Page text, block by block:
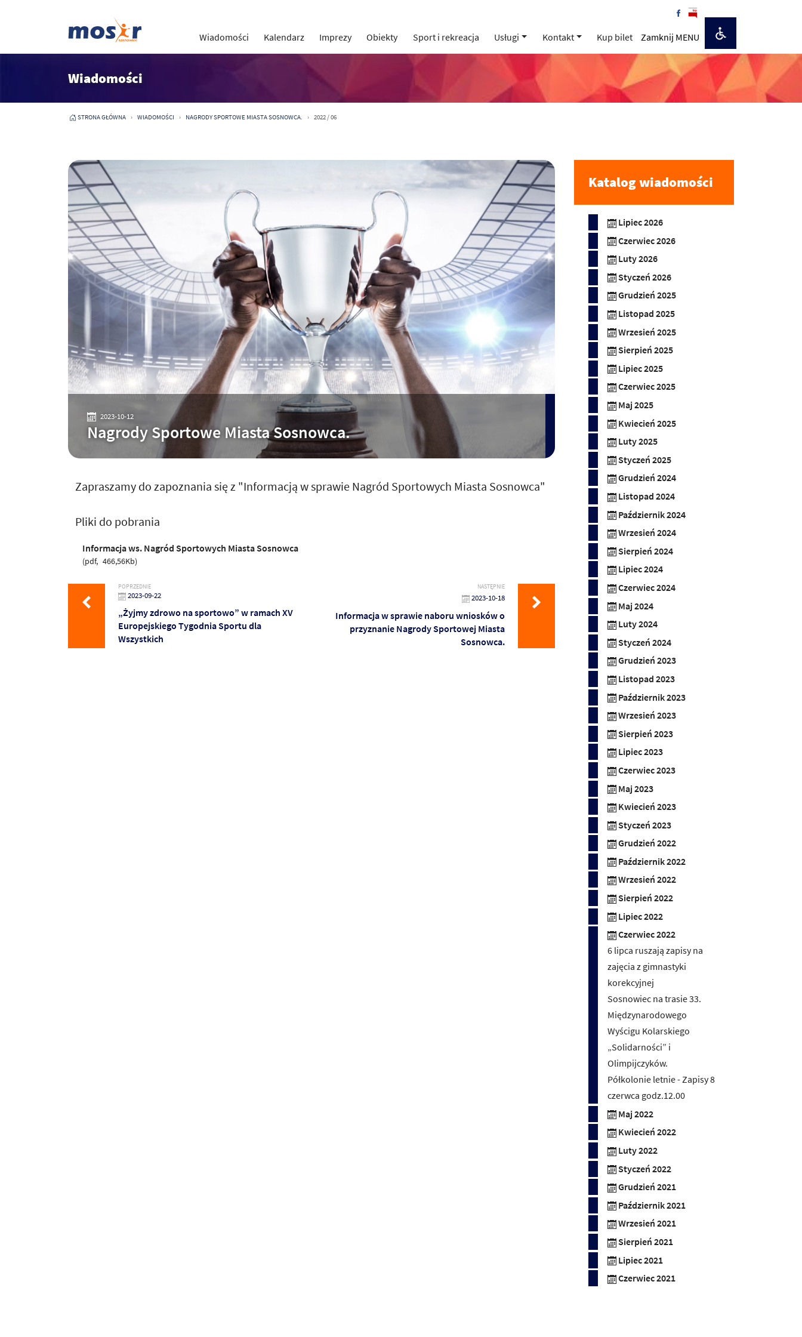
Wiadomości Kalendarz Imprezy Obiekty Sport i rekreacja Usługi Kontakt Kup bilet Zamknij MENU
Wiadomości
STRONA GŁÓWNA WIADOMOŚCI NAGRODY SPORTOWE MIASTA SOSNOWCA. 2022 / 06
2023-10-12
Nagrody Sportowe Miasta Sosnowca.
Zapraszamy do zapoznania się z "Informacją w sprawie Nagród Sportowych Miasta Sosnowca"
Pliki do pobrania
Informacja ws. Nagród Sportowych Miasta Sosnowca
pdf 466,56Kb
POPRZEDNIE
2023-09-22
„Żyjmy zdrowo na sportowo” w ramach XV
Europejskiego Tygodnia Sportu dla
Wszystkich
NASTĘPNIE
2023-10-18
Informacja w sprawie naboru wniosków o
przyznanie Nagrody Sportowej Miasta
Sosnowca.
Katalog wiadomości
Lipiec 2026
Czerwiec 2026
Luty 2026
Styczeń 2026
Grudzień 2025
Listopad 2025
Wrzesień 2025
Sierpień 2025
Lipiec 2025
Czerwiec 2025
Maj 2025
Kwiecień 2025
Luty 2025
Styczeń 2025
Grudzień 2024
Listopad 2024
Październik 2024
Wrzesień 2024
Sierpień 2024
Lipiec 2024
Czerwiec 2024
Maj 2024
Luty 2024
Styczeń 2024
Grudzień 2023
Listopad 2023
Październik 2023
Wrzesień 2023
Sierpień 2023
Lipiec 2023
Czerwiec 2023
Maj 2023
Kwiecień 2023
Styczeń 2023
Grudzień 2022
Październik 2022
Wrzesień 2022
Sierpień 2022
Lipiec 2022
Czerwiec 2022
6 lipca ruszają zapisy na
zajęcia z gimnastyki
korekcyjnej
Sosnowiec na trasie 33.
Międzynarodowego
Wyścigu Kolarskiego
„Solidarności” i
Olimpijczyków.
Półkolonie letnie - Zapisy 8
czerwca godz.12.00
Maj 2022
Kwiecień 2022
Luty 2022
Styczeń 2022
Grudzień 2021
Październik 2021
Wrzesień 2021
Sierpień 2021
Lipiec 2021
Czerwiec 2021